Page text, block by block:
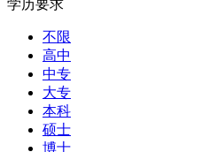
学历要求
不限
高中
中专
大专
本科
硕士
博士